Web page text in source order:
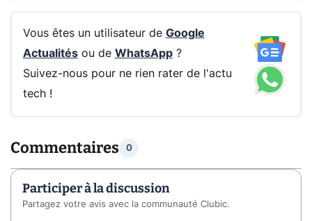
Vous êtes un utilisateur de Google
Actualitésou de WhatsApp?
Suivez-nous pour ne rien rater de l'actu
tech !
Commentaires 0
Participer à la discussion
Partagez votre avis avec la communauté Clubic.